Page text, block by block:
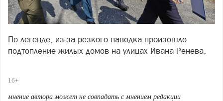
По легенде, из‑за резкого паводка произошло
подтопление жилых домов на улицах Ивана Ренева,
чёткой координации.
16+
мнение автора может не совпадать с мнением редакции